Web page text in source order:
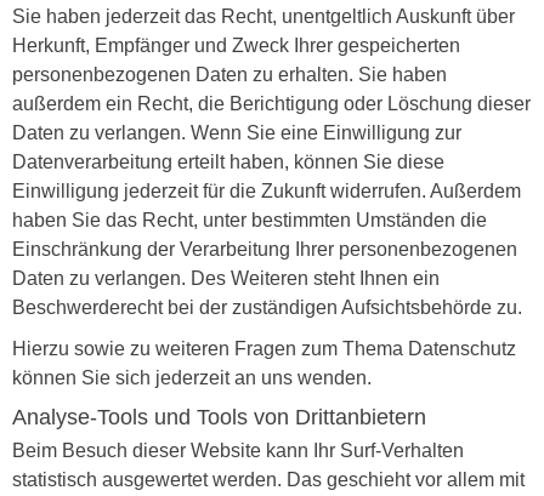
Sie haben jederzeit das Recht, unentgeltlich Auskunft über
Herkunft, Empfänger und Zweck Ihrer gespeicherten
personenbezogenen Daten zu erhalten. Sie haben
außerdem ein Recht, die Berichtigung oder Löschung dieser
Daten zu verlangen. Wenn Sie eine Einwilligung zur
Datenverarbeitung erteilt haben, können Sie diese
Einwilligung jederzeit für die Zukunft widerrufen. Außerdem
haben Sie das Recht, unter bestimmten Umständen die
Einschränkung der Verarbeitung Ihrer personenbezogenen
Daten zu verlangen. Des Weiteren steht Ihnen ein
Beschwerderecht bei der zuständigen Aufsichtsbehörde zu.
Hierzu sowie zu weiteren Fragen zum Thema Datenschutz
können Sie sich jederzeit an uns wenden.
Analyse-Tools und Tools von Dritt­anbietern
Beim Besuch dieser Website kann Ihr Surf-Verhalten
statistisch ausgewertet werden. Das geschieht vor allem mit